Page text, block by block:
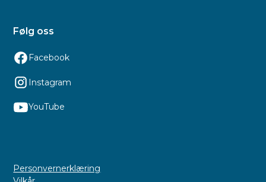
Følg oss
Facebook
Instagram
YouTube
Personvernerklæring